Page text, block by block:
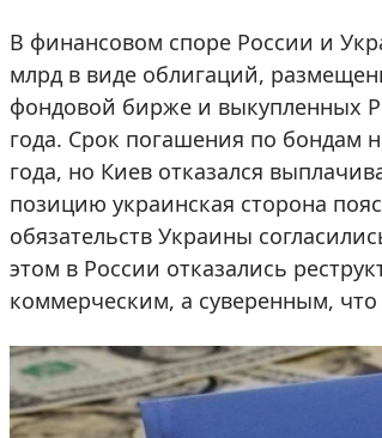
В финансовом споре России и
млрд в виде облигаций,
фондовой бирже и выкупленных
года. Срок погашения по бондам
года, но Киев отказался
позицию украинская сторона
обязательств Украины
этом в России отказались
коммерческим, а суверенным, что